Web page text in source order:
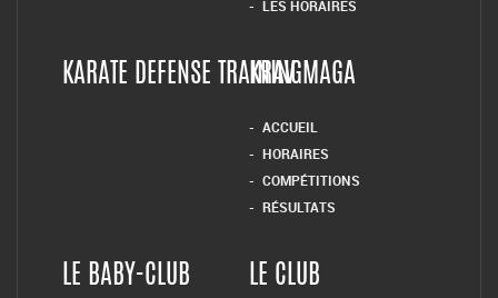
LES HORAIRES
KARATE DEFENSE TRAININGKRAV MAGA
ACCUEIL
HORAIRES
COMPÉTITIONS
RÉSULTATS
LE BABY-CLUB LE CLUB